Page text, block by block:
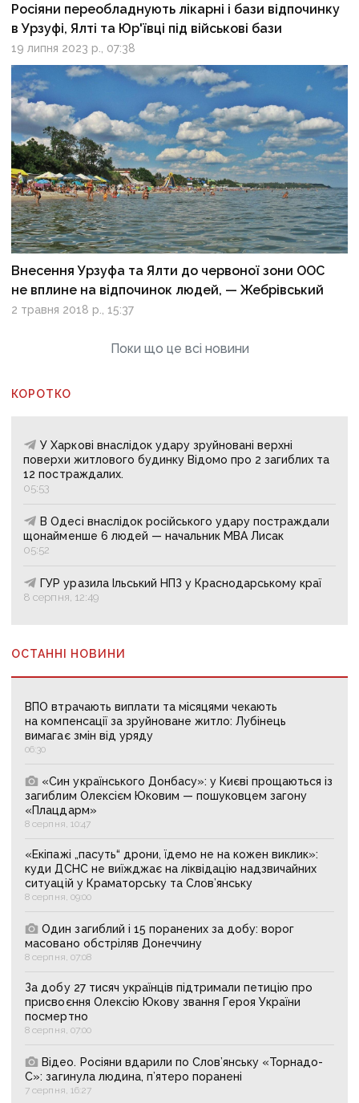
Росіяни переобладнують лікарні і бази відпочинку
в Урзуфі, Ялті та Юр'ївці під військові бази
19 липня 2023 р., 07:38
Внесення Урзуфа та Ялти до червоної зони ООС
не вплине на відпочинок людей, — Жебрівський
2 травня 2018 р., 15:37
Поки що це всі новини
КОРОТКО
У Харкові внаслідок удару зруйновані верхні
поверхи житлового будинку Відомо про 2 загиблих та
12 постраждалих.
05:53
В Одесі внаслідок російського удару постраждали
щонайменше 6 людей — начальник МВА Лисак
05:52
ГУР уразила Ільський НПЗ у Краснодарському краї
8 серпня, 12:49
ОСТАННІ НОВИНИ
ВПО втрачають виплати та місяцями чекають
на компенсації за зруйноване житло: Лубінець
вимагає змін від уряду
06:30
«Син українського Донбасу»: у Києві прощаються із
загиблим Олексієм Юковим — пошуковцем загону
«Плацдарм»
8 серпня, 10:47
«Екіпажі „пасуть“ дрони, їдемо не на кожен виклик»:
куди ДСНС не виїжджає на ліквідацію надзвичайних
ситуацій у Краматорську та Слов’янську
8 серпня, 09:00
Один загиблий і 15 поранених за добу: ворог
масовано обстріляв Донеччину
8 серпня, 07:08
За добу 27 тисяч українців підтримали петицію про
присвоєння Олексію Юкову звання Героя України
посмертно
8 серпня, 07:00
Відео. Росіяни вдарили по Слов’янську «Торнадо-
С»: загинула людина, п’ятеро поранені
7 серпня, 16:27